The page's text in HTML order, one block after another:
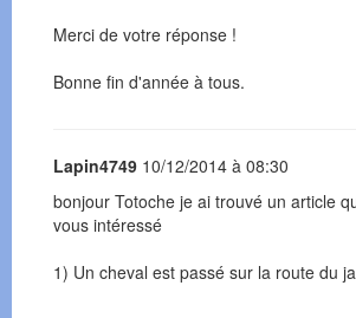
Merci de votre réponse !
Bonne fin d'année à tous.
Lapin4749 10/12/2014 à 08:30
bonjour Totoche je ai trouvé un article
vous intéressé
1) Un cheval est passé sur la route du